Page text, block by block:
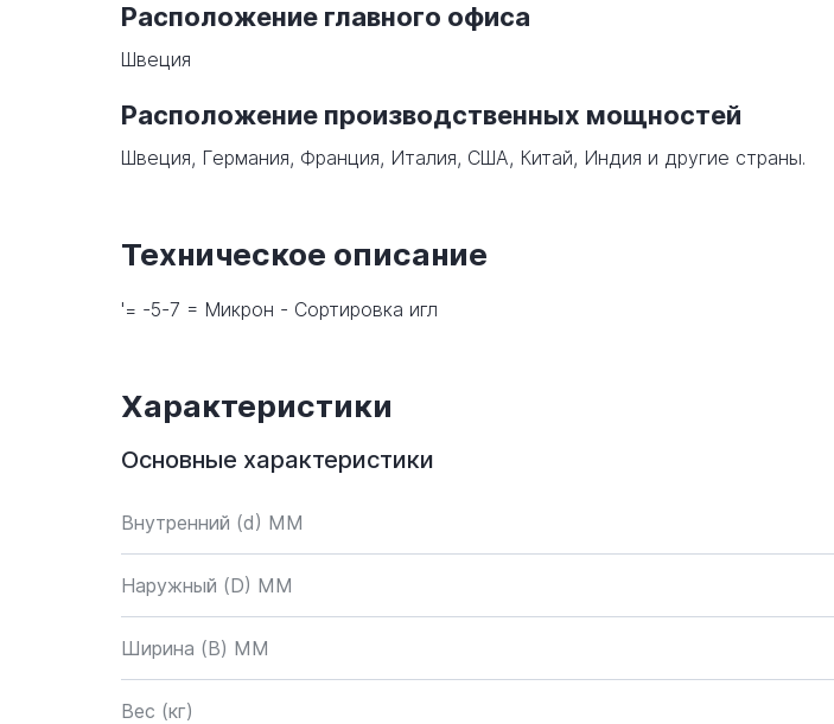
Расположение главного офиса
Швеция
Расположение производственных мощностей
Швеция, Германия, Франция, Италия, США, Китай, Индия и другие страны.
Техническое описание
'= -5-7 = Микрон - Сортировка игл
Характеристики
Основные характеристики
Внутренний (d) ММ
Наружный (D) ММ
Ширина (B) MM
Вес (кг)